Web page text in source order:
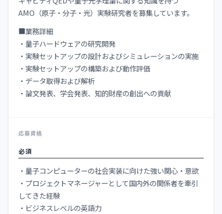
AMO（原子・分子・光）実験研究者を募集しています。
■業務詳細
・量子ハードウェアの研究開発
・実験セットアップの設計およびシミュレーションの実施
・実験セットアップの構築および動作評価
・データ取得および解析
・論文発表、学会発表、知的財産の創出への貢献
応募資格
必須
・量子コンピューターの社会実装に向けた強い関心・意欲
・プロジェクトマネージャーとして国内外の関係者を牽引
してきた経験
・ビジネスレベルの英語力